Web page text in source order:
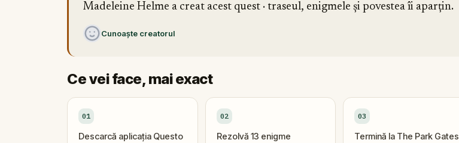
Madeleine Helme a creat acest quest · traseul, enigmele și povestea îi aparțin.
Cunoaște creatorul
Ce vei face, mai exact
01
Descarcă aplicația Questo
02
Rezolvă 13 enigme
03
Termină la The Park Gates